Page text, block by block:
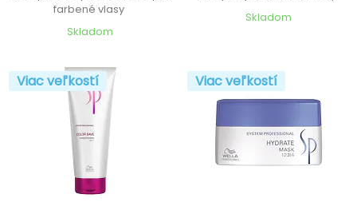
farbené vlasy
Skladom
Skladom
Viac veľkostí Viac veľkostí